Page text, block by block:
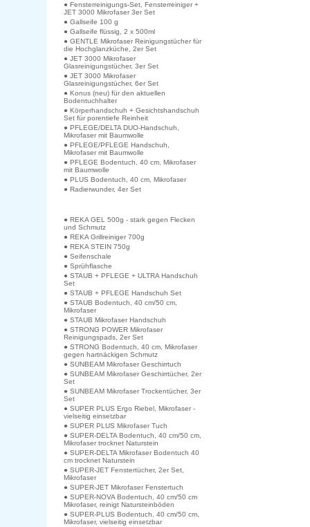
● Fensterreinigungs-Set, Fensterreiniger +
JET 3000 Mikrofaser 3er Set
● Gallseife 100 g
● Gallseife flüssig, 2 x 500ml
● GENTLE Mikrofaser Reinigungstücher für
die Hochglanzküche, 2er Set
● JET 3000 Mikrofaser
Glasreinigungstücher, 3er Set
● JET 3000 Mikrofaser
Glasreinigungstücher, 6er Set
● Konus (neu) für den aktuellen
Bodentuchhalter
● Körperhandschuh + Gesichtshandschuh
Set für porentiefe Reinheit
● PFLEGE/DELTA DUO-Handschuh,
Mikrofaser mit Baumwolle
● PFLEGE/PFLEGE Handschuh,
Mikrofaser mit Baumwolle
● PFLEGE Bodentuch, 40 cm, Mikrofaser
mit Baumwolle
● PLUS Bodentuch, 40 cm, Mikrofaser
● Radierwunder, 4er Set
● REKA GEL 500g - stark gegen Flecken
und Schmutz
● REKA Grillreiniger 700g
● REKA STEIN 750g
● Seifenschale
● Sprühflasche
● STAUB + PFLEGE + ULTRA Handschuh
Set
● STAUB + PFLEGE Handschuh Set
● STAUB Bodentuch, 40 cm/50 cm,
Mikrofaser
● STAUB Mikrofaser Handschuh
● STRONG POWER Mikrofaser
Reinigungspads, 2er Set
● STRONG Bodentuch, 40 cm, Mikrofaser
gegen hartnäckigen Schmutz
● SUNBEAM Mikrofaser Geschirrtuch
● SUNBEAM Mikrofaser Geschirrtücher, 2er
Set
● SUNBEAM Mikrofaser Trockentücher, 3er
Set
● SUPER PLUS Ergo Riebel, Mikrofaser -
vielseitig einsetzbar
● SUPER PLUS Mikrofaser Tuch
● SUPER-DELTA Bodentuch, 40 cm/50 cm,
Mikrofaser trocknet Naturstein
● SUPER-DELTA Mikrofaser Bodentuch 40
cm trocknet Naturstein
● SUPER-JET Fenstertücher, 2er Set,
Mikrofaser
● SUPER-JET Mikrofaser Fenstertuch
● SUPER-NOVA Bodentuch, 40 cm/50 cm
Mikrofaser, reinigt Natursteinböden
● SUPER-PLUS Bodentuch, 40 cm/50 cm,
Mikrofaser, vielseitig einsetzbar